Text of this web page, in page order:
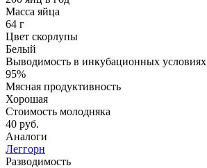
Масса яйца
64 г
Цвет скорлупы
Белый
Выводимость в инкубационных условиях
95%
Мясная продуктивность
Хорошая
Стоимость молодняка
40 руб.
Аналоги
Леггорн
Разводимость